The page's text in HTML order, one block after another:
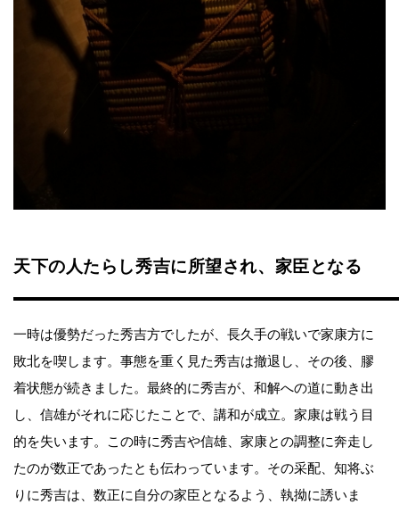
天下の人たらし秀吉に所望され、家臣となる
一時は優勢だった秀吉方でしたが、長久手の戦いで家康方に
敗北を喫します。事態を重く見た秀吉は撤退し、その後、膠
着状態が続きました。最終的に秀吉が、和解への道に動き出
し、信雄がそれに応じたことで、講和が成立。家康は戦う目
的を失います。この時に秀吉や信雄、家康との調整に奔走し
たのが数正であったとも伝わっています。その采配、知将ぶ
りに秀吉は、数正に自分の家臣となるよう、執拗に誘いま